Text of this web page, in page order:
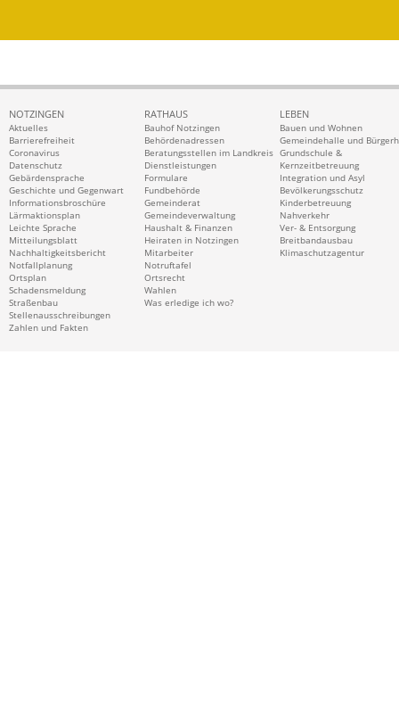
NOTZINGEN
Aktuelles
Barrierefreiheit
Coronavirus
Datenschutz
Gebärdensprache
Geschichte und Gegenwart
Informationsbroschüre
Lärmaktionsplan
Leichte Sprache
Mitteilungsblatt
Nachhaltigkeitsbericht
Notfallplanung
Ortsplan
Schadensmeldung
Straßenbau
Stellenausschreibungen
Zahlen und Fakten
RATHAUS
Bauhof Notzingen
Behördenadressen
Beratungsstellen im Landkreis
Dienstleistungen
Formulare
Fundbehörde
Gemeinderat
Gemeindeverwaltung
Haushalt & Finanzen
Heiraten in Notzingen
Mitarbeiter
Notruftafel
Ortsrecht
Wahlen
Was erledige ich wo?
LEBEN
Bauen und Wohnen
Gemeindehalle und
Grundschule &
Kernzeitbetreuung
Integration und Asyl
Bevölkerungsschutz
Kinderbetreuung
Nahverkehr
Ver- & Entsorgung
Breitbandausbau
Klimaschutzagentur